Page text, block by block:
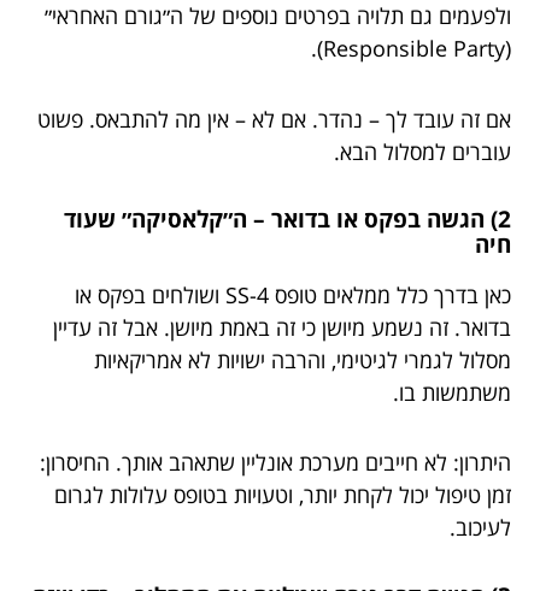
ולפעמים גם תלויה בפרטים נוספים של ה״גורם האחראי״
(Responsible Party).
אם זה עובד לך – נהדר. אם לא – אין מה להתבאס. פשוט
עוברים למסלול הבא.
2) הגשה בפקס או בדואר – ה״קלאסיקה״ שעוד
חיה
כאן בדרך כלל ממלאים טופס SS-4 ושולחים בפקס או
בדואר. זה נשמע מיושן כי זה באמת מיושן. אבל זה עדיין
מסלול לגמרי לגיטימי, והרבה ישויות לא אמריקאיות
משתמשות בו.
היתרון: לא חייבים מערכת אונליין שתאהב אותך. החיסרון:
זמן טיפול יכול לקחת יותר, וטעויות בטופס עלולות לגרום
לעיכוב.